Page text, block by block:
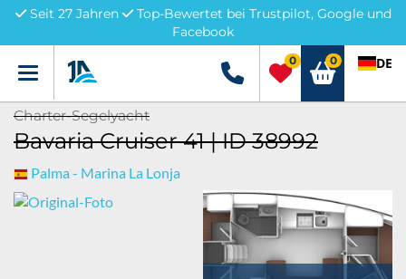
Seit 27 Jahren
Top-Bewertet bei Trustpilot, Google und
Facebook
Menü +49 5741 3222690
0 0 DE
Charter-Segelyacht
Bavaria Cruiser 41 | ID 38992
Palma - Marina La Lonja